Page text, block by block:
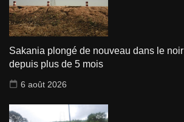
Sakania plongé de nouveau dans le noir
depuis plus de 5 mois
6 août 2026